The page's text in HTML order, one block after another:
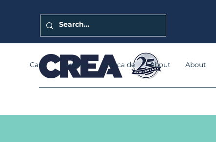
Casa General Acerca de About About